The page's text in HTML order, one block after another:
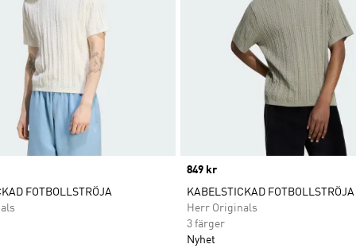
FOTBOLLSTRÖJA
Price
849 kr
KABELSTICKAD FOTBOLLSTRÖJA
Herr Originals
3 färger
Nyhet